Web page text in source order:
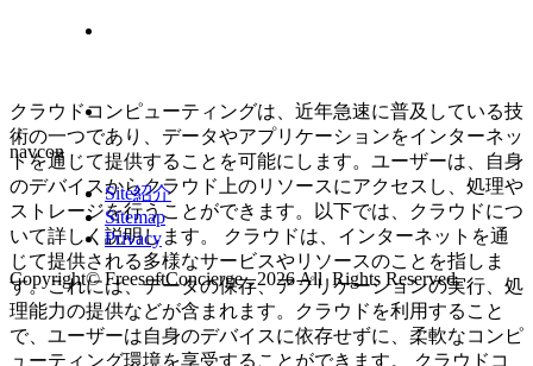
クラウドコンピューティングは、近年急速に普及している技
術の一つであり、データやアプリケーションをインターネッ
トを通じて提供することを可能にします。ユーザーは、自身
のデバイスからクラウド上のリソースにアクセスし、処理や
ストレージを行うことができます。以下では、クラウドにつ
いて詳しく説明します。 クラウドは、インターネットを通
じて提供される多様なサービスやリソースのことを指しま
す。これには、データの保存、アプリケーションの実行、処
理能力の提供などが含まれます。クラウドを利用すること
で、ユーザーは自身のデバイスに依存せずに、柔軟なコンピ
ューティング環境を享受することができます。 クラウドコ
navcon
Site紹介
Sitemap
Privacy
Copyright© FreesoftConcierge , 2026 All Rights Reserved.